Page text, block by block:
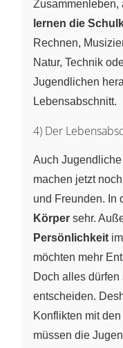
Zusammenleben,
lernen die
Rechnen,
Natur, Technik
Jugendlichen
Lebensabschnitt.
4) Der
Auch
machen jetzt
und Freunden. In
Körper sehr.
Persönlichkeit
möchten mehr
Doch alles
entscheiden.
Konflikten mit
müssen die